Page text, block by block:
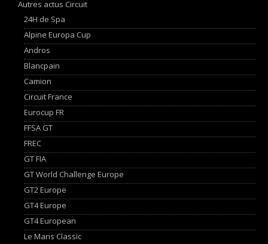
Autres actus Circuit
24H de Spa
Alpine Europa Cup
Andros
Blancpain
Camion
Circuit France
Eurocup FR
FFSA GT
FREC
GT FIA
GT World Challenge Europe
GT2 Europe
GT4 Europe
GT4 European
Le Mans Classic